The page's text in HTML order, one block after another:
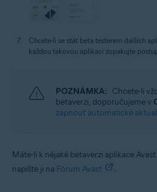
Chcete-li se stát beta testerem dalších
každou takovou aplikaci zopakujte
POZNÁMKA: Chcete-li
betaverzi, doporučujeme v
zapnout automatické
Máte-li k nějaké betaverzi aplikace
napište ji na Fórum Avast .